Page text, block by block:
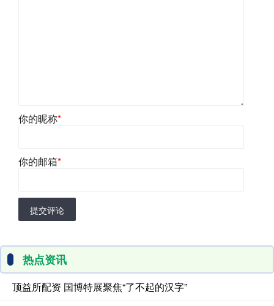
你的昵称*
你的邮箱*
提交评论
热点资讯
顶益所配资 国博特展聚焦“了不起的汉字”